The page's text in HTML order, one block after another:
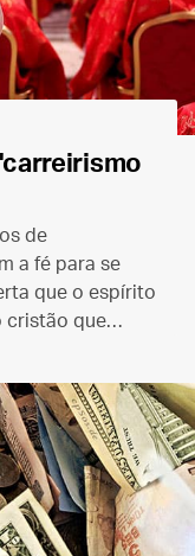
de
a fé para se
que o espírito
cristão que